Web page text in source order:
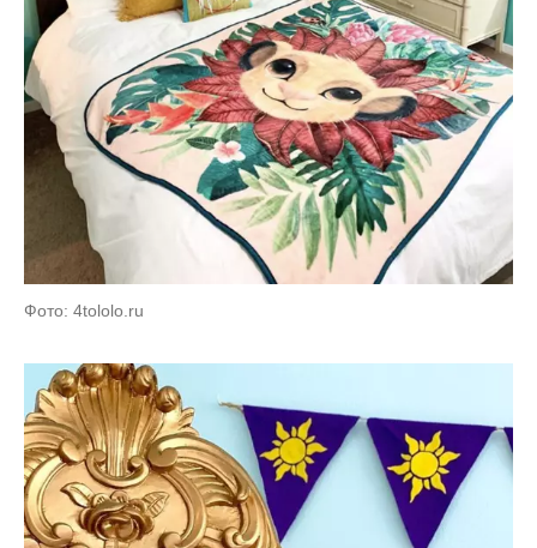
Фото: 4tololo.ru